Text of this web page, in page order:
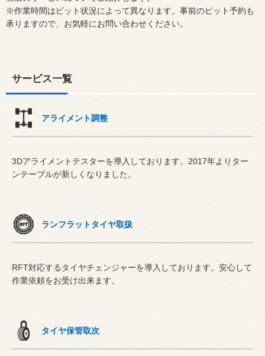
※作業時間はピット状況によって異なります。事前のピット予約も
承りますので、お気軽にお問い合わせください。
サービス一覧
アライメント調整
3Dアライメントテスターを導入しております。2017年よりター
ンテーブルが新しくなりました。
ランフラットタイヤ取扱
RFT対応するタイヤチェンジャーを導入しております。安心して
作業依頼をお受け出来ます。
タイヤ保管取次